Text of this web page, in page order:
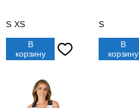
S XS
В
корзину
S
В
корзину